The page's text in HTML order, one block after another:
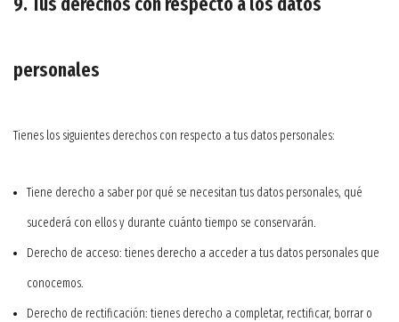
personales
Tienes los siguientes derechos con respecto a tus datos personales:
Tiene derecho a saber por qué se necesitan tus datos personales, qué
sucederá con ellos y durante cuánto tiempo se conservarán.
Derecho de acceso: tienes derecho a acceder a tus datos personales que
conocemos.
Derecho de rectificación: tienes derecho a completar, rectificar, borrar o